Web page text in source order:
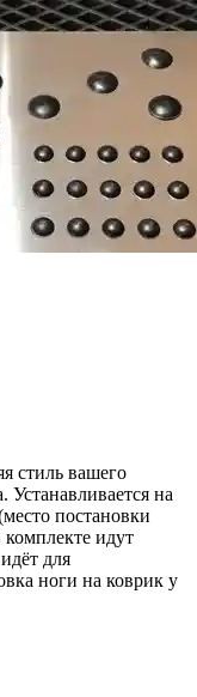
стиль вашего
на
постановки
идут
для
ноги на коврик у